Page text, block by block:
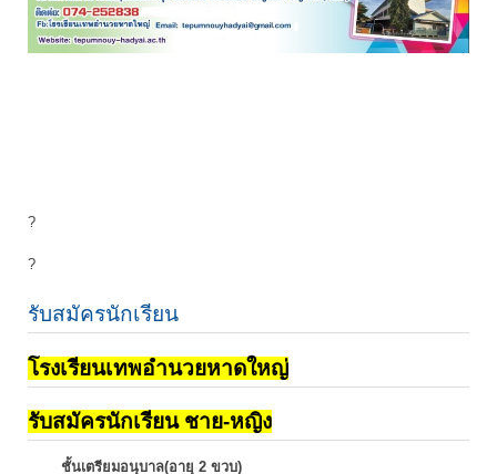
?
?
รับสมัครนักเรียน
โรงเรียนเทพอำนวยหาดใหญ่
รับสมัครนักเรียน ชาย-หญิง
ชั้นเตรียมอนุบาล(อายุ 2 ขวบ)